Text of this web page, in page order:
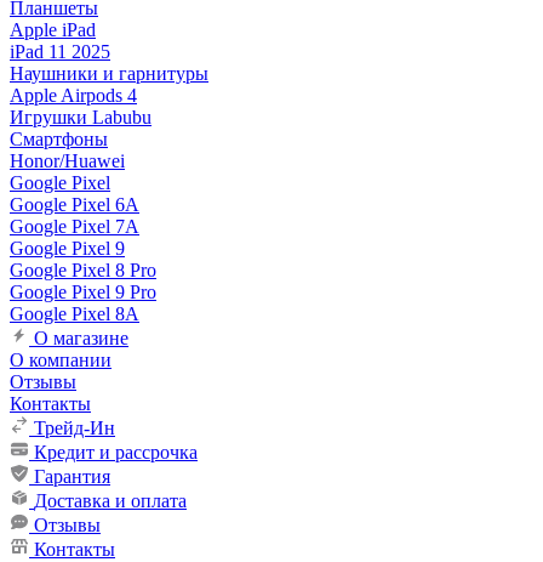
Планшеты
Apple iPad
iPad 11 2025
Наушники и гарнитуры
Apple Airpods 4
Игрушки Labubu
Смартфоны
Honor/Huawei
Google Pixel
Google Pixel 6A
Google Pixel 7А
Google Pixel 9
Google Pixel 8 Pro
Google Pixel 9 Pro
Google Pixel 8A
О магазине
О компании
Отзывы
Контакты
Трейд-Ин
Кредит и рассрочка
Гарантия
Доставка и оплата
Отзывы
Контакты